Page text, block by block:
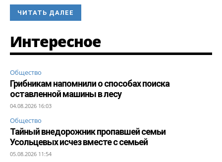
ЧИТАТЬ ДАЛЕЕ
Интересное
Общество
Грибникам напомнили о способах поиска
оставленной машины в лесу
04.08.2026 16:03
Общество
Тайный внедорожник пропавшей семьи
Усольцевых исчез вместе с семьей
05.08.2026 11:54